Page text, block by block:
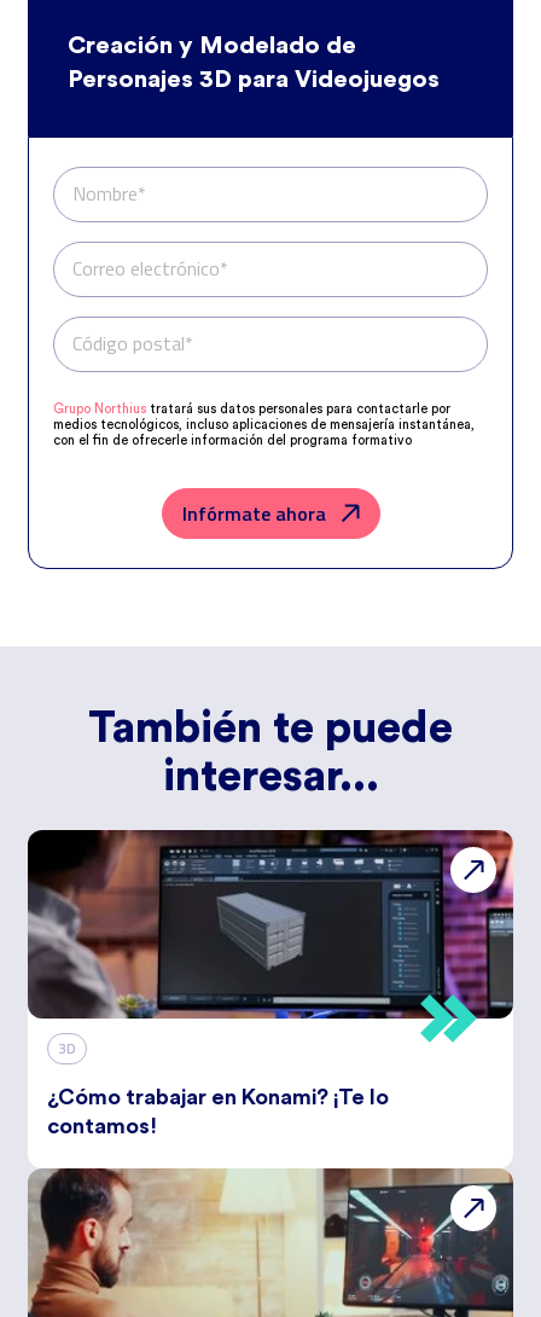
Creación y Modelado de
Personajes 3D para Videojuegos
Nombre*
Correo electrónico*
Teléfono*
Código postal*
Grupo Northius tratará sus datos personales para contactarle por
medios tecnológicos, incluso aplicaciones de mensajería instantánea,
con el fin de ofrecerle información del programa formativo
correspondiente. Compartiremos su solicitud con las empresas que
Grupo Northius
, con el objeto de que estas puedan
hacerle llegar la mejor oferta de productos y servicios de acuerdo a su
petición. Quedan reconocidos los derechos de acceso, rectificación,
Privacidad.
Infórmate ahora
También te puede
interesar...
3D
¿Cómo trabajar en Konami? ¡Te lo
contamos!